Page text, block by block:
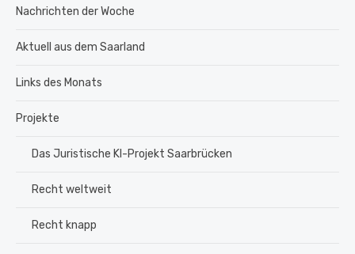
Nachrichten der Woche
Aktuell aus dem Saarland
Links des Monats
Projekte
Das Juristische KI-Projekt Saarbrücken
Recht weltweit
Recht knapp